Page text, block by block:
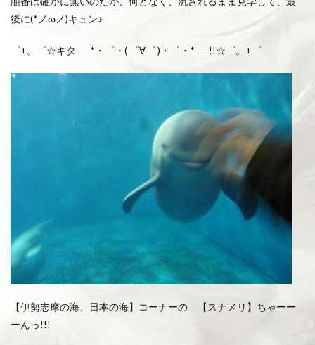
後に(*ノωノ)キュン♪
゜+。゜☆キタ──*・゜・( ゜∀゜ )・゜・*──!!☆゜。+゜
【伊勢志摩の海、日本の海】コーナーの 【スナメリ】ちゃーー
ーんっ!!!